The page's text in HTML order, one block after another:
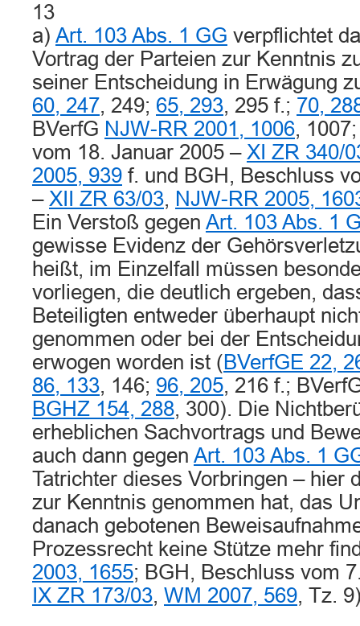
13
a) Art. 103 Abs. 1 GG verpflichtet
Vortrag der Parteien zur Kenntnis
seiner Entscheidung in Erwägung
60, 247, 249; 65, 293, 295 f.; 70,
BVerfG NJW-RR 2001, 1006,
vom 18. Januar 2005 – XI ZR 340/
2005, 939 f. und BGH, Beschluss
– XII ZR 63/03, NJW-RR 2005,
Ein Verstoß gegen Art. 103 Abs. 1
gewisse Evidenz der
heißt, im Einzelfall müssen
vorliegen, die deutlich ergeben,
Beteiligten entweder überhaupt
genommen oder bei der
erwogen worden ist (BVerfGE 22,
86, 133, 146; 96, 205, 216 f.;
BGHZ 154, 288, 300). Die
erheblichen Sachvortrags und
auch dann gegen Art. 103 Abs. 1
Tatrichter dieses Vorbringen – hier
zur Kenntnis genommen hat, das
danach gebotenen
Prozessrecht keine Stütze mehr
2003, 1655; BGH, Beschluss vom
IX ZR 173/03, WM 2007, 569, Tz.